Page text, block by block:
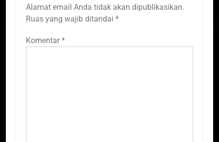
Alamat email Anda tidak akan dipublikasikan.
Ruas yang wajib ditandai *
Komentar *